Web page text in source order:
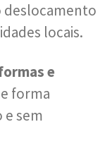
deslocamento
locais.
e
forma
sem